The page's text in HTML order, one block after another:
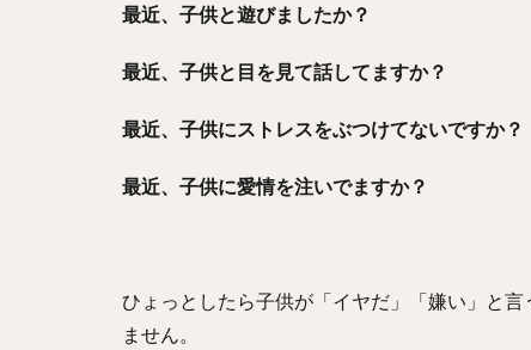
最近、子供と遊びましたか？
最近、子供と目を見て話してますか？
最近、子供にストレスをぶつけてないですか？
最近、子供に愛情を注いでますか？
ひょっとしたら子供が「イヤだ」「嫌い」と
ません。